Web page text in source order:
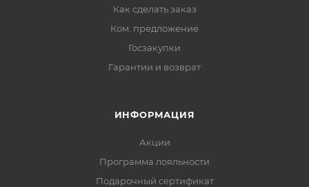
Как сделать заказ
Ком. предложение
Госзакупки
Гарантии и возврат
ИНФОРМАЦИЯ
Акции
Программа лояльности
Подарочный сертификат